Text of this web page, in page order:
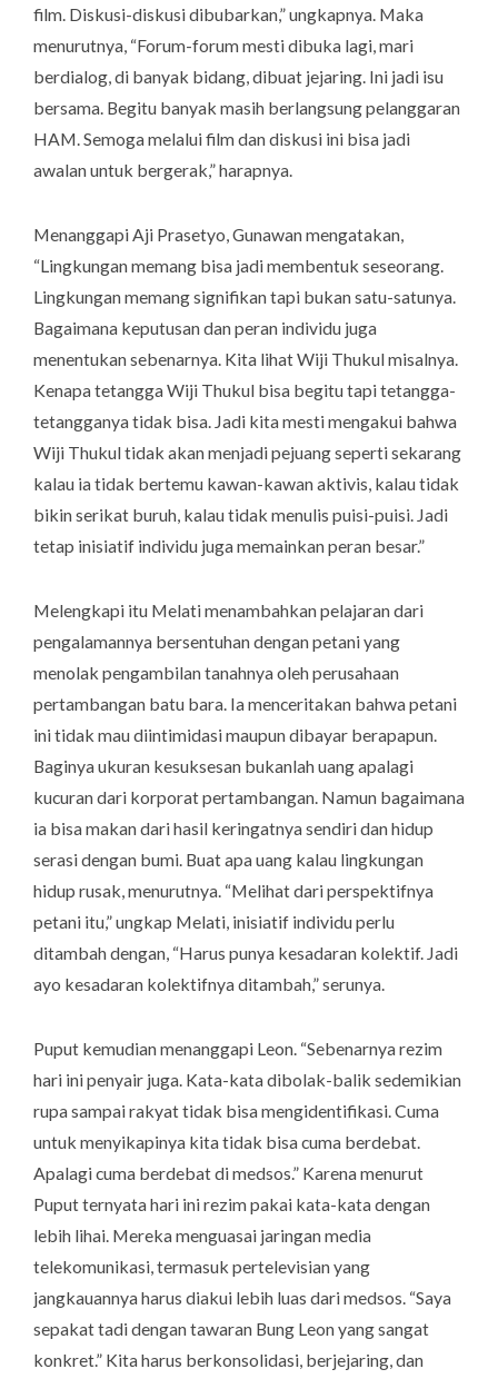
film. Diskusi-diskusi dibubarkan,” ungkapnya. Maka
menurutnya, “Forum-forum mesti dibuka lagi, mari
berdialog, di banyak bidang, dibuat jejaring. Ini jadi isu
bersama. Begitu banyak masih berlangsung pelanggaran
HAM. Semoga melalui film dan diskusi ini bisa jadi
awalan untuk bergerak,” harapnya.
Menanggapi Aji Prasetyo, Gunawan mengatakan,
“Lingkungan memang bisa jadi membentuk seseorang.
Lingkungan memang signifikan tapi bukan satu-satunya.
Bagaimana keputusan dan peran individu juga
menentukan sebenarnya. Kita lihat Wiji Thukul misalnya.
Kenapa tetangga Wiji Thukul bisa begitu tapi tetangga-
tetangganya tidak bisa. Jadi kita mesti mengakui bahwa
Wiji Thukul tidak akan menjadi pejuang seperti sekarang
kalau ia tidak bertemu kawan-kawan aktivis, kalau tidak
bikin serikat buruh, kalau tidak menulis puisi-puisi. Jadi
tetap inisiatif individu juga memainkan peran besar.”
Melengkapi itu Melati menambahkan pelajaran dari
pengalamannya bersentuhan dengan petani yang
menolak pengambilan tanahnya oleh perusahaan
pertambangan batu bara. Ia menceritakan bahwa petani
ini tidak mau diintimidasi maupun dibayar berapapun.
Baginya ukuran kesuksesan bukanlah uang apalagi
kucuran dari korporat pertambangan. Namun bagaimana
ia bisa makan dari hasil keringatnya sendiri dan hidup
serasi dengan bumi. Buat apa uang kalau lingkungan
hidup rusak, menurutnya. “Melihat dari perspektifnya
petani itu,” ungkap Melati, inisiatif individu perlu
ditambah dengan, “Harus punya kesadaran kolektif. Jadi
ayo kesadaran kolektifnya ditambah,” serunya.
Puput kemudian menanggapi Leon. “Sebenarnya rezim
hari ini penyair juga. Kata-kata dibolak-balik sedemikian
rupa sampai rakyat tidak bisa mengidentifikasi. Cuma
untuk menyikapinya kita tidak bisa cuma berdebat.
Apalagi cuma berdebat di medsos.” Karena menurut
Puput ternyata hari ini rezim pakai kata-kata dengan
lebih lihai. Mereka menguasai jaringan media
telekomunikasi, termasuk pertelevisian yang
jangkauannya harus diakui lebih luas dari medsos. “Saya
sepakat tadi dengan tawaran Bung Leon yang sangat
konkret.” Kita harus berkonsolidasi, berjejaring, dan